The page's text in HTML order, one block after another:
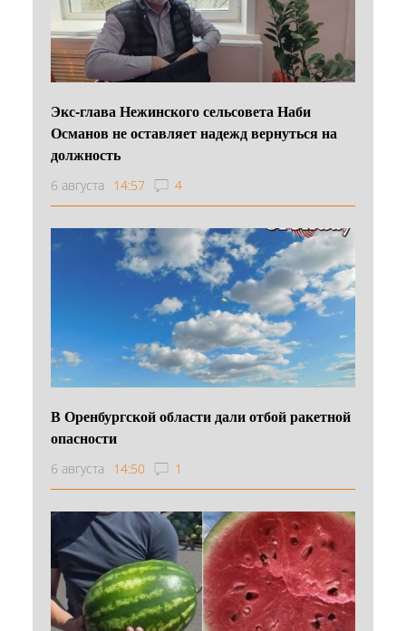
Экс-глава Нежинского сельсовета Наби
Османов не оставляет надежд вернуться на
должность
6 августа 14:57 4
В Оренбургской области дали отбой ракетной
опасности
6 августа 14:50 1